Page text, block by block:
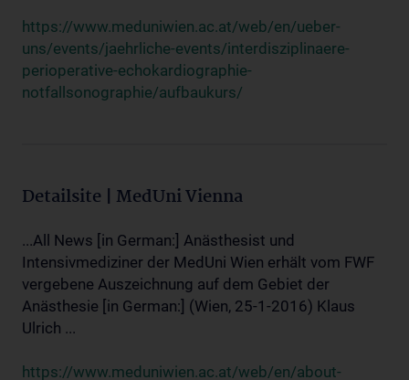
https://www.meduniwien.ac.at/web/en/ueber-
uns/events/jaehrliche-events/interdisziplinaere-
perioperative-echokardiographie-
notfallsonographie/aufbaukurs/
Detailsite | MedUni Vienna
...All News [in German:] Anästhesist und
Intensivmediziner der MedUni Wien erhält vom FWF
vergebene Auszeichnung auf dem Gebiet der
Anästhesie [in German:] (Wien, 25-1-2016) Klaus
Ulrich ...
https://www.meduniwien.ac.at/web/en/about-